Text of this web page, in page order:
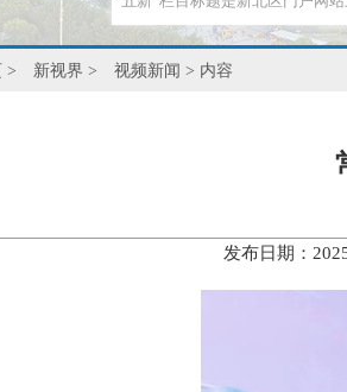
> 新视界 > 视频新闻 > 内容
发布日期：